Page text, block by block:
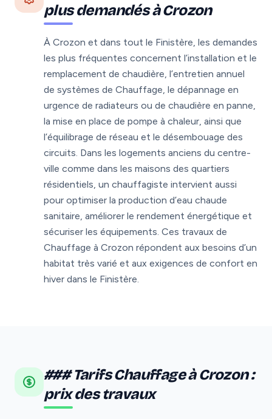
plus demandés à Crozon
À Crozon et dans tout le Finistère, les demandes
les plus fréquentes concernent l’installation et le
remplacement de chaudière, l’entretien annuel
de systèmes de Chauffage, le dépannage en
urgence de radiateurs ou de chaudière en panne,
la mise en place de pompe à chaleur, ainsi que
l’équilibrage de réseau et le désembouage des
circuits. Dans les logements anciens du centre-
ville comme dans les maisons des quartiers
résidentiels, un chauffagiste intervient aussi
pour optimiser la production d’eau chaude
sanitaire, améliorer le rendement énergétique et
sécuriser les équipements. Ces travaux de
Chauffage à Crozon répondent aux besoins d’un
habitat très varié et aux exigences de confort en
hiver dans le Finistère.
### Tarifs Chauffage à Crozon :
prix des travaux